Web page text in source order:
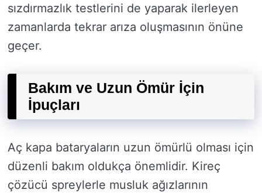
sızdırmazlık testlerini de yaparak ilerleyen
zamanlarda tekrar arıza oluşmasının önüne
geçer.
Bakım ve Uzun Ömür İçin
İpuçları
Aç kapa bataryaların uzun ömürlü olması için
düzenli bakım oldukça önemlidir. Kireç
çözücü spreylerle musluk ağızlarının